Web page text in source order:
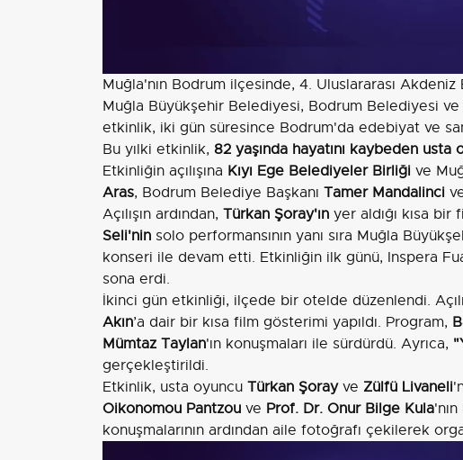
Muğla'nın Bodrum ilçesinde, 4. Uluslararası
Muğla Büyükşehir Belediyesi, Bodrum Belediyesi
etkinlik, iki gün süresince Bodrum'da edebiyat ve
Bu yılki etkinlik, 82 yaşında hayatını kaybeden usta
Etkinliğin açılışına Kıyı Ege Belediyeler Birliği ve
Aras, Bodrum Belediye Başkanı Tamer Mandalinci
Açılışın ardından, Türkan Şoray'ın yer aldığı kısa
Seli'nin solo performansının yanı sıra Muğla
konseri ile devam etti. Etkinliğin ilk günü, Inspera
sona erdi.
İkinci gün etkinliği, ilçede bir otelde düzenlendi.
Akın’a dair bir kısa film gösterimi yapıldı. Program,
Mümtaz Taylan'ın konuşmaları ile sürdürdü. Ayrıca,
gerçekleştirildi.
Etkinlik, usta oyuncu Türkan Şorayve Zülfü Livaneli
Oikonomou Pantzou ve Prof. Dr. Onur Bilge Kula
konuşmalarının ardından aile fotoğrafı çekilerek